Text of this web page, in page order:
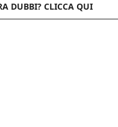
DUBBI? CLICCA QUI